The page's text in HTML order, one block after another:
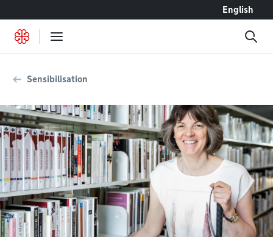
English
Sensibilisation